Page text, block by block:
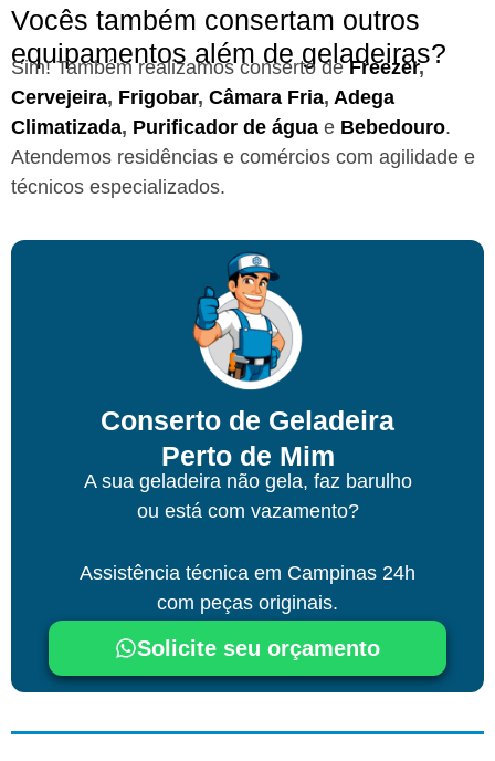
Vocês também consertam outros
equipamentos além de geladeiras?
Sim! Também realizamos conserto deFreezer,
Cervejeira, Frigobar, Câmara Fria, Adega
Climatizada, Purificador de água e Bebedouro.
Atendemos residências e comércios com agilidade e
técnicos especializados.
Conserto de Geladeira
Perto de Mim
A sua geladeira não gela, faz barulho
ou está com vazamento?
Assistência técnica em Campinas 24h
com peças originais.
Solicite seu orçamento